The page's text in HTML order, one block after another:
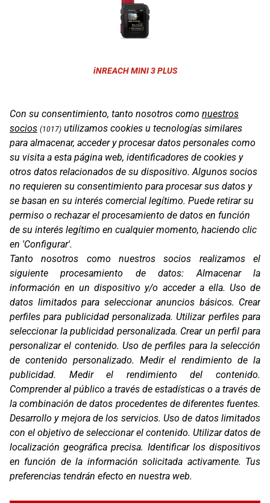
iNREACH MINI 3 PLUS
C/ Coneixement 5, 08850
Gavà (Barcelona)
Contacto
T. (+34) 93 638 38 60
Email:
corver@corver.es
Marcas
Productos
Compañía
Blog
Contacto
FAQ
Canal Ético
Zona Clientes
Síguenos
Con su consentimiento, tanto nosotros como nuestros
socios (1017) utilizamos cookies u tecnologías similares
para almacenar, acceder y procesar datos personales como
su visita a esta página web, identificadores de cookies y
otros datos relacionados de su dispositivo. Algunos socios
no requieren su consentimiento para procesar sus datos y
se basan en su interés comercial legítimo. Puede retirar su
permiso o rechazar el procesamiento de datos en función
de su interés legítimo en cualquier momento, haciendo clic
en 'Configurar'.
Tanto nosotros como nuestros socios realizamos el
siguiente procesamiento de datos:Almacenar la
información en un dispositivo y/o acceder a ella. Uso de
datos limitados para seleccionar anuncios básicos. Crear
perfiles para publicidad personalizada.Utilizar perfiles para
seleccionar la publicidad personalizada. Crear un perfil para
personalizar el contenido. Uso de perfiles para la selección
de contenido personalizado. Medir el rendimiento de la
publicidad. Medir el rendimiento del contenido.
Comprender al público a través de estadísticas o a través de
la combinación de datos procedentes de diferentes fuentes.
Desarrollo y mejora de los servicios.Uso de datos limitados
con el objetivo de seleccionar el contenido. Utilizar datos de
localización geográfica precisa. Identificar los dispositivos
en función de la información solicitada activamente. Tus
preferencias tendrán efecto en nuestra web.